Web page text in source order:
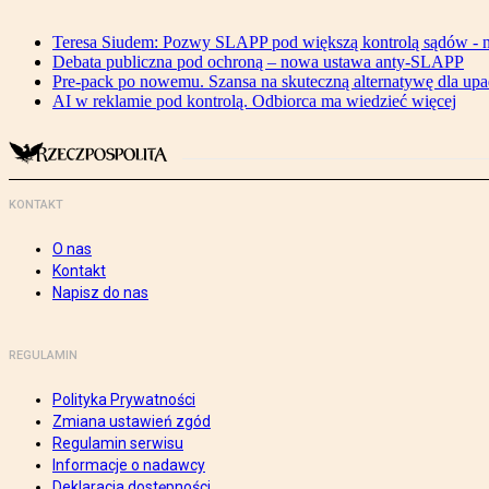
Teresa Siudem: Pozwy SLAPP pod większą kontrolą sądów -
Debata publiczna pod ochroną – nowa ustawa anty-SLAPP
Pre-pack po nowemu. Szansa na skuteczną alternatywę dla
AI w reklamie pod kontrolą. Odbiorca ma wiedzieć więcej
KONTAKT
O nas
Kontakt
Napisz do nas
REGULAMIN
Polityka Prywatności
Zmiana ustawień zgód
Regulamin serwisu
Informacje o nadawcy